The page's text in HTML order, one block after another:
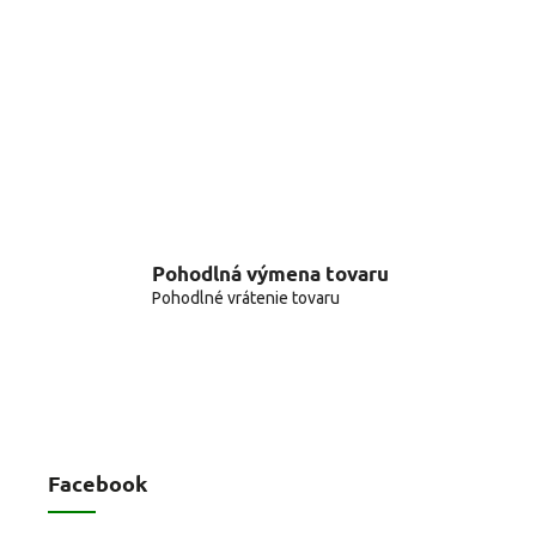
Pohodlná výmena tovaru
Pohodlné vrátenie tovaru
Facebook